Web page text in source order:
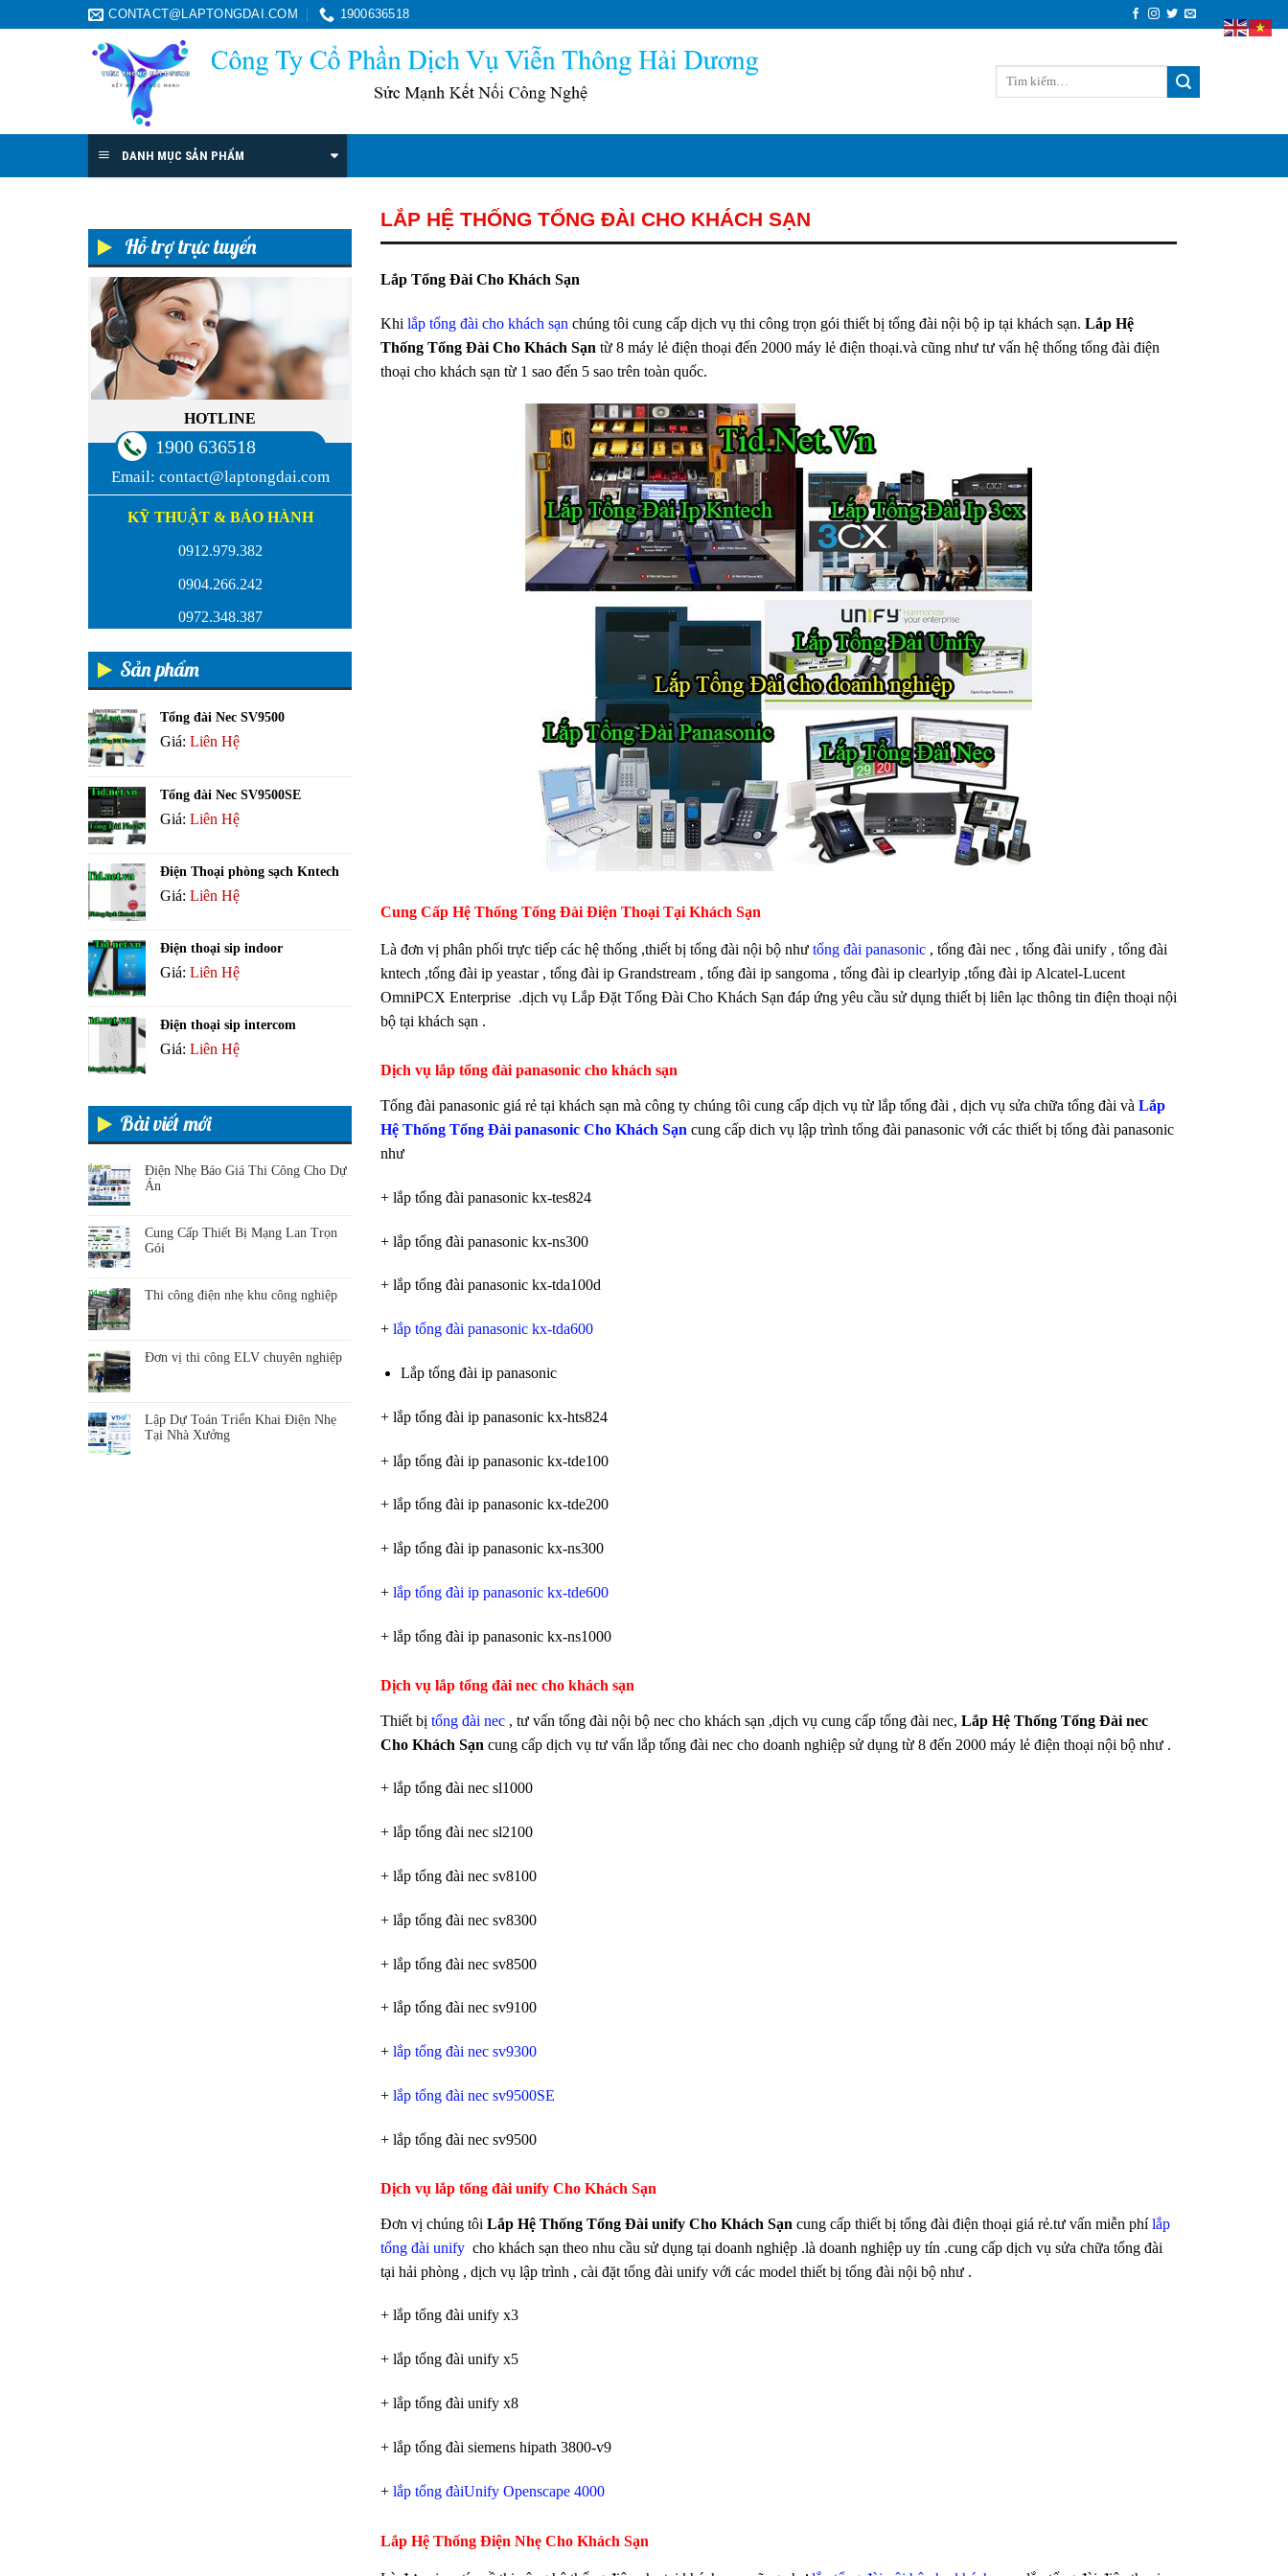
CONTACT@LAPTONGDAI.COM 1900636518
DANH MỤC SẢN PHẨM
Hỗ trợ trực tuyến
HOTLINE
1900 636518
Email: contact@laptongdai.com
KỸ THUẬT & BẢO HÀNH
0912.979.382
0904.266.242
0972.348.387
Sản phẩm
Tổng đài Nec SV9500
Giá: Liên Hệ
Tổng đài Nec SV9500SE
Giá: Liên Hệ
Điện Thoại phòng sạch Kntech
Giá: Liên Hệ
Điện thoại sip indoor
Giá: Liên Hệ
Điện thoại sip intercom
Giá: Liên Hệ
Bài viết mới
Điện Nhẹ Báo Giá Thi Công Cho Dự
Án
Cung Cấp Thiết Bị Mạng Lan Trọn
Gói
Thi công điện nhẹ khu công nghiệp
Đơn vị thi công ELV chuyên nghiệp
Lập Dự Toán Triển Khai Điện Nhẹ
Tại Nhà Xưởng
LẮP HỆ THỐNG TỔNG ĐÀI CHO KHÁCH SẠN
Lắp Tổng Đài Cho Khách Sạn
Khi lắp tổng đài cho khách sạn chúng tôi cung cấp dịch vụ thi công trọn gói thiết bị tổng đài nội bộ ip tại khách sạn. Lắp Hệ
Thống Tổng Đài Cho Khách Sạn từ 8 máy lẻ điện thoại đến 2000 máy lẻ điện thoại.và cũng như tư vấn hệ thống tổng đài điện
thoại cho khách sạn từ 1 sao đến 5 sao trên toàn quốc.
Cung Cấp Hệ Thống Tổng Đài Điện Thoại Tại Khách Sạn
Là đơn vị phân phối trực tiếp các hệ thống ,thiết bị tổng đài nội bộ như tổng đài panasonic , tổng đài nec , tổng đài unify , tổng đài
kntech ,tổng đài ip yeastar , tổng đài ip Grandstream , tổng đài ip sangoma , tổng đài ip clearlyip ,tổng đài ip Alcatel-Lucent
OmniPCX Enterprise .dịch vụ Lắp Đặt Tổng Đài Cho Khách Sạn đáp ứng yêu cầu sử dụng thiết bị liên lạc thông tin điện thoại nội
bộ tại khách sạn .
Dịch vụ lắp tổng đài panasonic cho khách sạn
Tổng đài panasonic giá rẻ tại khách sạn mà công ty chúng tôi cung cấp dịch vụ từ lắp tổng đài , dịch vụ sửa chữa tổng đài và Lắp
Hệ Thống Tổng Đài panasonic Cho Khách Sạn cung cấp dich vụ lập trình tổng đài panasonic với các thiết bị tổng đài panasonic
như
+ lắp tổng đài panasonic kx-tes824
+ lắp tổng đài panasonic kx-ns300
+ lắp tổng đài panasonic kx-tda100d
+ lắp tổng đài panasonic kx-tda600
Lắp tổng đài ip panasonic
+ lắp tổng đài ip panasonic kx-hts824
+ lắp tổng đài ip panasonic kx-tde100
+ lắp tổng đài ip panasonic kx-tde200
+ lắp tổng đài ip panasonic kx-ns300
+ lắp tổng đài ip panasonic kx-tde600
+ lắp tổng đài ip panasonic kx-ns1000
Dịch vụ lắp tổng đài nec cho khách sạn
Thiết bị tổng đài nec , tư vấn tổng đài nội bộ nec cho khách sạn ,dịch vụ cung cấp tổng đài nec, Lắp Hệ Thống Tổng Đài nec
Cho Khách Sạn cung cấp dịch vụ tư vấn lắp tổng đài nec cho doanh nghiệp sử dụng từ 8 đến 2000 máy lẻ điện thoại nội bộ như .
+ lắp tổng đài nec sl1000
+ lắp tổng đài nec sl2100
+ lắp tổng đài nec sv8100
+ lắp tổng đài nec sv8300
+ lắp tổng đài nec sv8500
+ lắp tổng đài nec sv9100
+ lắp tổng đài nec sv9300
+ lắp tổng đài nec sv9500SE
+ lắp tổng đài nec sv9500
Dịch vụ lắp tổng đài unify Cho Khách Sạn
Đơn vị chúng tôi Lắp Hệ Thống Tổng Đài unify Cho Khách Sạn cung cấp thiết bị tổng đài điện thoại giá rẻ.tư vấn miễn phílắp
tổng đài unify cho khách sạn theo nhu cầu sử dụng tại doanh nghiệp .là doanh nghiệp uy tín .cung cấp dịch vụ sửa chữa tổng đài
tại hải phòng , dịch vụ lập trình , cài đặt tổng đài unify với các model thiết bị tổng đài nội bộ như .
+ lắp tổng đài unify x3
+ lắp tổng đài unify x5
+ lắp tổng đài unify x8
+ lắp tổng đài siemens hipath 3800-v9
+ lắp tổng đàiUnify Openscape 4000
Lắp Hệ Thống Điện Nhẹ Cho Khách Sạn